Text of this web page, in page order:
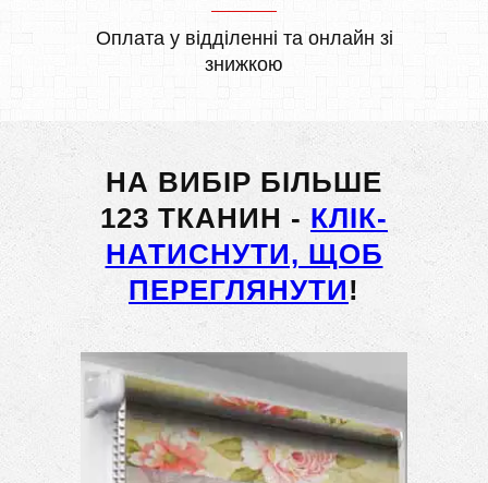
Оплата у відділенні та онлайн зі
знижкою
НА ВИБІР БІЛЬШЕ
123 ТКАНИН - КЛІК-
НАТИСНУТИ, ЩОБ
ПЕРЕГЛЯНУТИ!